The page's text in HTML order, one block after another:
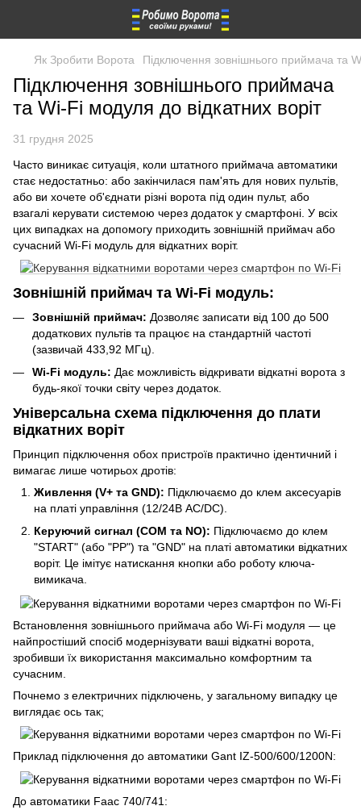
Як Зробити Ворота Підключення зовнішнього приймача та
Підключення зовнішнього приймача
та Wi-Fi модуля до відкатних воріт
31 грудня 2025
Часто виникає ситуація, коли штатного приймача автоматики
стає недостатньо: або закінчилася пам'ять для нових пультів,
або ви хочете об'єднати різні ворота під один пульт, або
взагалі керувати системою через додаток у смартфоні. У всіх
цих випадках на допомогу приходить зовнішній приймач або
сучасний Wi-Fi модуль для відкатних воріт.
Зовнішній приймач та Wi-Fi модуль:
Зовнішній приймач: Дозволяє записати від 100 до 500
додаткових пультів та працює на стандартній частоті
(зазвичай 433,92 МГц).
Wi-Fi модуль: Дає можливість відкривати відкатні ворота з
будь-якої точки світу через додаток.
Універсальна схема підключення до плати
відкатних воріт
Принцип підключення обох пристроїв практично ідентичний і
вимагає лише чотирьох дротів:
Живлення (V+ та GND): Підключаємо до клем аксесуарів
на платі управління (12/24В AC/DC).
Керуючий сигнал (COM та NO): Підключаємо до клем
"START" (або "PP") та "GND" на платі автоматики відкатних
воріт. Це імітує натискання кнопки або роботу ключа-
вимикача.
Встановлення зовнішнього приймача або Wi-Fi модуля — це
найпростіший спосіб модернізувати ваші відкатні ворота,
зробивши їх використання максимально комфортним та
сучасним.
Почнемо з електричних підключень, у загальному випадку це
виглядає ось так;
Приклад підключення до автоматики Gant IZ-500/600/1200N:
До автоматики Faac 740/741: